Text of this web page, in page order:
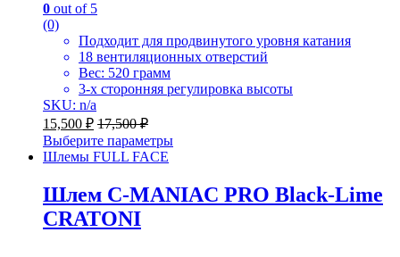
0 out of 5
(0)
Подходит для продвинутого уровня катания
18 вентиляционных отверстий
Вес: 520 грамм
3-х сторонняя регулировка высоты
SKU: n/a
15,500 ₽ 17,500₽
Выберите параметры
Шлемы FULL FACE
Шлем C-MANIAC PRO Black-Lime
CRATONI